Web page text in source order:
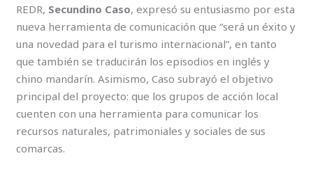
REDR, Secundino Caso, expresó su entusiasmo por esta
nueva herramienta de comunicación que “será un éxito y
una novedad para el turismo internacional”, en tanto
que también se traducirán los episodios en inglés y
chino mandarín. Asimismo, Caso subrayó el objetivo
principal del proyecto: que los grupos de acción local
cuenten con una herramienta para comunicar los
recursos naturales, patrimoniales y sociales de sus
comarcas.